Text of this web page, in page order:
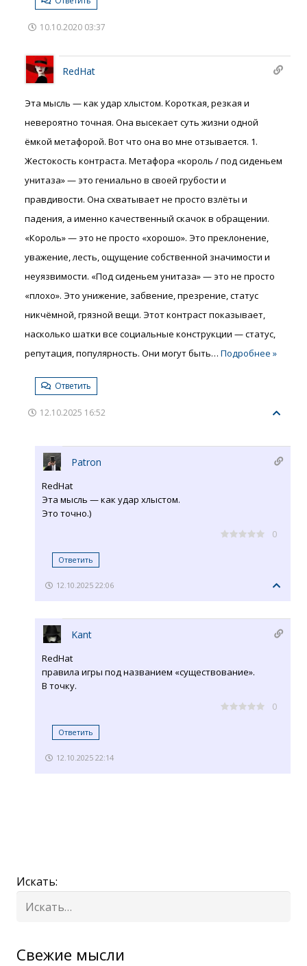
10.10.2020 03:37
RedHat
Эта мысль — как удар хлыстом. Короткая, резкая и
невероятно точная. Она высекает суть жизни одной
ёмкой метафорой. Вот что она во мне отзывается. 1.
Жестокость контраста. Метафора «король / под сиденьем
унитаза» — это гениально в своей грубости и
правдивости. Она схватывает не просто взлёты и
падения, а именно качественный скачок в обращении.
«Король» — это не просто «хорошо». Это преклонение,
уважение, лесть, ощущение собственной значимости и
неуязвимости. «Под сиденьем унитаза» — это не просто
«плохо». Это унижение, забвение, презрение, статус
никчёмной, грязной вещи. Этот контраст показывает,
насколько шатки все социальные конструкции — статус,
репутация, популярность. Они могут быть… Подробнее »
Ответить
12.10.2025 16:52
Patron
RedHat
Эта мысль — как удар хлыстом.
Это точно.)
0
Ответить
12.10.2025 22:06
Kant
RedHat
правила игры под названием «существование».
В точку.
0
Ответить
12.10.2025 22:14
Искать:
Cвежие мысли